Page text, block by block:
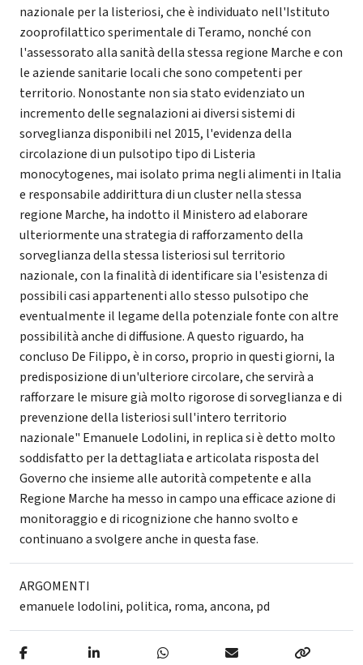
nazionale per la listeriosi, che è individuato nell'Istituto
zooprofilattico sperimentale di Teramo, nonché con
l'assessorato alla sanità della stessa regione Marche e con
le aziende sanitarie locali che sono competenti per
territorio. Nonostante non sia stato evidenziato un
incremento delle segnalazioni ai diversi sistemi di
sorveglianza disponibili nel 2015, l'evidenza della
circolazione di un pulsotipo tipo di Listeria
monocytogenes, mai isolato prima negli alimenti in Italia
e responsabile addirittura di un cluster nella stessa
regione Marche, ha indotto il Ministero ad elaborare
ulteriormente una strategia di rafforzamento della
sorveglianza della stessa listeriosi sul territorio
nazionale, con la finalità di identificare sia l'esistenza di
possibili casi appartenenti allo stesso pulsotipo che
eventualmente il legame della potenziale fonte con altre
possibilità anche di diffusione. A questo riguardo, ha
concluso De Filippo, è in corso, proprio in questi giorni, la
predisposizione di un'ulteriore circolare, che servirà a
rafforzare le misure già molto rigorose di sorveglianza e di
prevenzione della listeriosi sull'intero territorio
nazionale" Emanuele Lodolini, in replica si è detto molto
soddisfatto per la dettagliata e articolata risposta del
Governo che insieme alle autorità competente e alla
Regione Marche ha messo in campo una efficace azione di
monitoraggio e di ricognizione che hanno svolto e
continuano a svolgere anche in questa fase.
ARGOMENTI
emanuele lodolini, politica, roma,ancona, pd